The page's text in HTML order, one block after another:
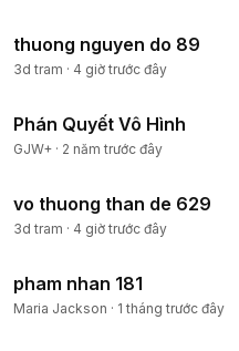
thuong nguyen do 89
3d tram · 4 giờ trước đây
Phán Quyết Vô Hình
GJW+ · 2 năm trước đây
vo thuong than de 629
3d tram · 4 giờ trước đây
pham nhan 181
Maria Jackson · 1 tháng trước đây